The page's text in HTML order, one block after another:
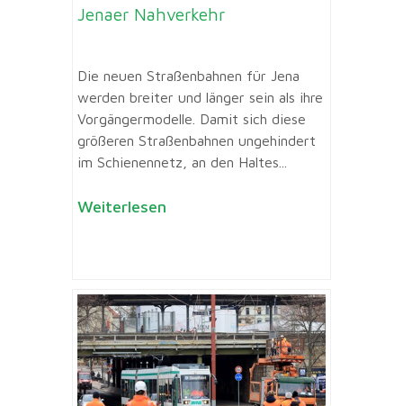
Jenaer Nahverkehr
Die neuen Straßenbahnen für Jena
werden breiter und länger sein als ihre
Vorgängermodelle. Damit sich diese
größeren Straßenbahnen ungehindert
im Schienennetz, an den Haltes...
Weiterlesen